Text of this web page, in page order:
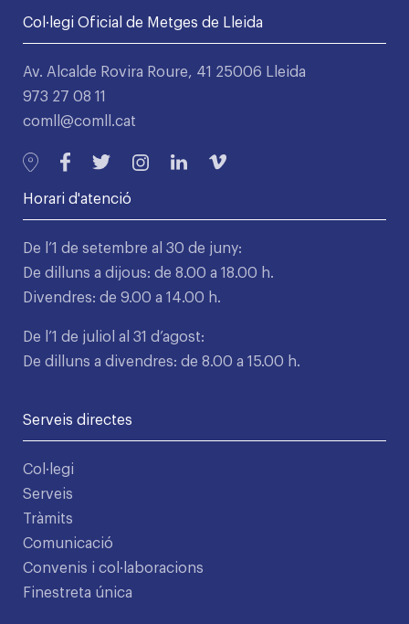
Col·legi Oficial de Metges de Lleida
Av. Alcalde Rovira Roure, 41 25006 Lleida
973 27 08 11
comll@comll.cat
Horari d'atenció
De l’1 de setembre al 30 de juny:
De dilluns a dijous: de 8.00 a 18.00 h.
Divendres: de 9.00 a 14.00 h.
De l’1 de juliol al 31 d’agost:
De dilluns a divendres: de 8.00 a 15.00 h.
Serveis directes
Col·legi
Serveis
Tràmits
Comunicació
Convenis i col·laboracions
Finestreta única